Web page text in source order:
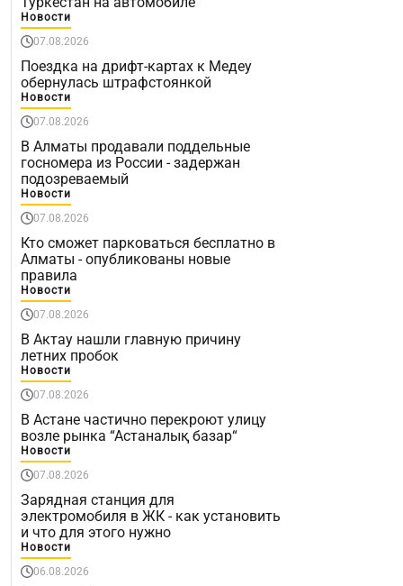
Новости
07.08.2026
Поездка на дрифт-картах к Медеу
обернулась штрафстоянкой
Новости
07.08.2026
В Алматы продавали поддельные
госномера из России - задержан
подозреваемый
Новости
07.08.2026
Кто сможет парковаться бесплатно в
Алматы - опубликованы новые
правила
Новости
07.08.2026
В Актау нашли главную причину
летних пробок
Новости
07.08.2026
В Астане частично перекроют улицу
возле рынка “Астаналық базар“
Новости
07.08.2026
Зарядная станция для
электромобиля в ЖК - как установить
и что для этого нужно
Новости
06.08.2026